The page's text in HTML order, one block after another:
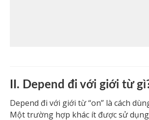
II. Depend đi với giới từ
Depend đi với giới từ “on” là cách
Một trường hợp khác ít được sử